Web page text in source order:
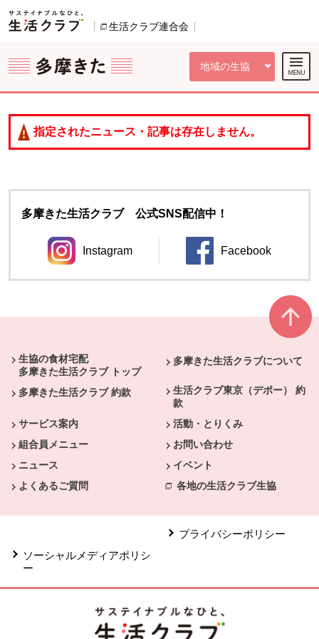
ページの先頭です。
生活クラブ連合会
地域の生協
ここからサイト内共通メニューです。
サイト内共通メニューをスキップする
サイト内共通メニューここまで。
指定されたニュース・記事は存在しません。
多摩きた生活クラブ 公式SNS配信中！
Instagram
別のウィンドウで開きます。
Facebook
別のウィンドウ
生協の食材宅配
多摩きた生活クラブ トップ
多摩きた生活クラブについて
多摩きた生活クラブ 約款
生活クラブ東京（デポー） 約
款
サービス案内
活動・とりくみ
組合員メニュー
お問い合わせ
ニュース
イベント
よくあるご質問
各地の生活クラブ生協
プライバシーポリシー
ソーシャルメディアポリシ
ー